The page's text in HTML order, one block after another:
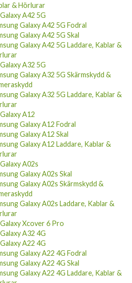
& Hörlurar
A42 5G
Galaxy A42 5G Fodral
Galaxy A42 5G Skal
Galaxy A42 5G Laddare, Kablar &
A32 5G
Galaxy A32 5G Skärmskydd &
Galaxy A32 5G Laddare, Kablar &
A12
Galaxy A12 Fodral
Galaxy A12 Skal
Galaxy A12 Laddare, Kablar &
A02s
Galaxy A02s Skal
Galaxy A02s Skärmskydd &
Galaxy A02s Laddare, Kablar &
Xcover 6 Pro
A32 4G
A22 4G
Galaxy A22 4G Fodral
Galaxy A22 4G Skal
Galaxy A22 4G Laddare, Kablar &